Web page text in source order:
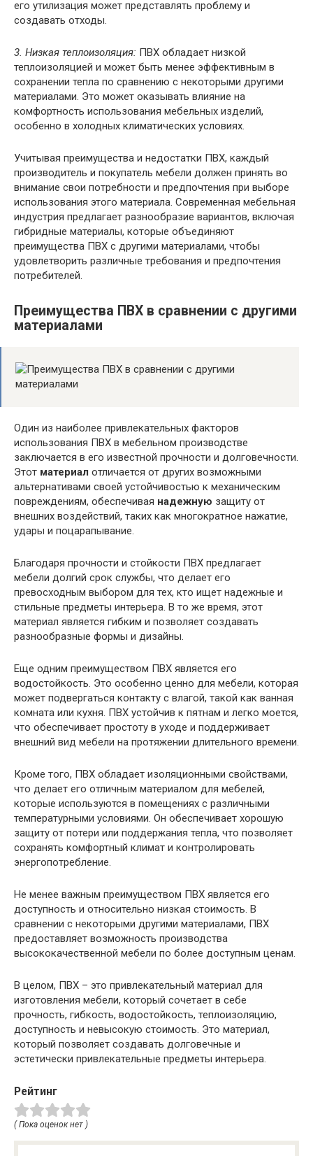
его утилизация может представлять проблему и
создавать отходы.
3. Низкая теплоизоляция: ПВХ обладает низкой
теплоизоляцией и может быть менее эффективным в
сохранении тепла по сравнению с некоторыми другими
материалами. Это может оказывать влияние на
комфортность использования мебельных изделий,
особенно в холодных климатических условиях.
Учитывая преимущества и недостатки ПВХ, каждый
производитель и покупатель мебели должен принять во
внимание свои потребности и предпочтения при выборе
использования этого материала. Современная мебельная
индустрия предлагает разнообразие вариантов, включая
гибридные материалы, которые объединяют
преимущества ПВХ с другими материалами, чтобы
удовлетворить различные требования и предпочтения
потребителей.
Преимущества ПВХ в сравнении с другими
материалами
Один из наиболее привлекательных факторов
использования ПВХ в мебельном производстве
заключается в его известной прочности и долговечности.
Этот материал отличается от других возможными
альтернативами своей устойчивостью к механическим
повреждениям, обеспечивая надежную защиту от
внешних воздействий, таких как многократное нажатие,
удары и поцарапывание.
Благодаря прочности и стойкости ПВХ предлагает
мебели долгий срок службы, что делает его
превосходным выбором для тех, кто ищет надежные и
стильные предметы интерьера. В то же время, этот
материал является гибким и позволяет создавать
разнообразные формы и дизайны.
Еще одним преимуществом ПВХ является его
водостойкость. Это особенно ценно для мебели, которая
может подвергаться контакту с влагой, такой как ванная
комната или кухня. ПВХ устойчив к пятнам и легко моется,
что обеспечивает простоту в уходе и поддерживает
внешний вид мебели на протяжении длительного времени.
Кроме того, ПВХ обладает изоляционными свойствами,
что делает его отличным материалом для мебелей,
которые используются в помещениях с различными
температурными условиями. Он обеспечивает хорошую
защиту от потери или поддержания тепла, что позволяет
сохранять комфортный климат и контролировать
энергопотребление.
Не менее важным преимуществом ПВХ является его
доступность и относительно низкая стоимость. В
сравнении с некоторыми другими материалами, ПВХ
предоставляет возможность производства
высококачественной мебели по более доступным ценам.
В целом, ПВХ – это привлекательный материал для
изготовления мебели, который сочетает в себе
прочность, гибкость, водостойкость, теплоизоляцию,
доступность и невысокую стоимость. Это материал,
который позволяет создавать долговечные и
эстетически привлекательные предметы интерьера.
Рейтинг
( Пока оценок нет )